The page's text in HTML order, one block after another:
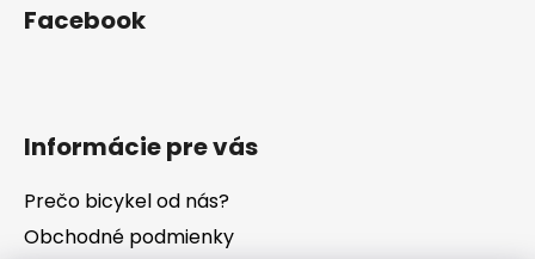
Facebook
Informácie pre vás
Prečo bicykel od nás?
Obchodné podmienky